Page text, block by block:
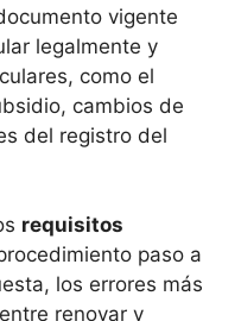
vigente
legalmente y
como el
cambios de
del registro del
requisitos
paso a
los errores más
renovar y